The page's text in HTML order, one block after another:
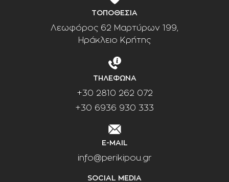
ΤΟΠΟΘΕΣΙΑ
Λεωφόρος 62 Μαρτύρων 199,
Ηράκλειο Κρήτης
ΤΗΛΕΦΩΝΑ
+30 2810 262 072
+30 6936 930 333
E-MAIL
info@perikipou.gr
SOCIAL MEDIA